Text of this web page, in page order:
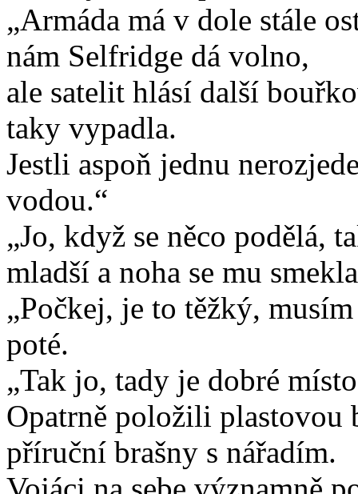
„Armáda má v dole stále
nám Selfridge dá volno,
ale satelit hlásí další
taky vypadla.
Jestli aspoň jednu
vodou.“
„Jo, když se něco podělá,
mladší a noha se mu
„Počkej, je to těžký,
poté.
„Tak jo, tady je dobré
Opatrně položili plastovou
příruční brašny s nářadím.